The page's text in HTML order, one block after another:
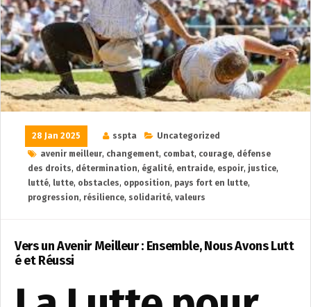
28 Jan 2025 sspta
Uncategorized
avenir meilleur, changement, combat, courage, défense
des droits, détermination, égalité, entraide, espoir, justice,
lutté, lutte, obstacles, opposition, pays fort en lutte,
progression, résilience, solidarité, valeurs
Vers un Avenir Meilleur : Ensemble, Nous Avons Lutt
é et Réussi